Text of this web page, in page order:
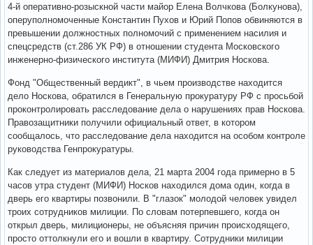
4-й оперативно-розыскной части майор Елена Волчкова (Болкунова),
оперуполномоченные Константин Пухов и Юрий Попов обвиняются в
превышении должностных полномочий с применением насилия и
спецсредств (ст.286 УК РФ) в отношении студента Московского
инженерно-физического института (МИФИ) Дмитрия Носкова.
Фонд "Общественный вердикт", в чьем производстве находится
дело Носкова, обратился в Генеральную прокуратуру РФ с просьбой
проконтролировать расследование дела о нарушениях прав Носкова.
Правозащитники получили официальный ответ, в котором
сообщалось, что расследование дела находится на особом контроле
руководства Генпрокуратуры.
Как следует из материалов дела, 21 марта 2004 года примерно в 5
часов утра студент (МИФИ) Носков находился дома один, когда в
дверь его квартиры позвонили. В "глазок" молодой человек увидел
троих сотрудников милиции. По словам потерпевшего, когда он
открыл дверь, милиционеры, не объясняя причин происходящего,
просто оттолкнули его и вошли в квартиру. Сотрудники милиции